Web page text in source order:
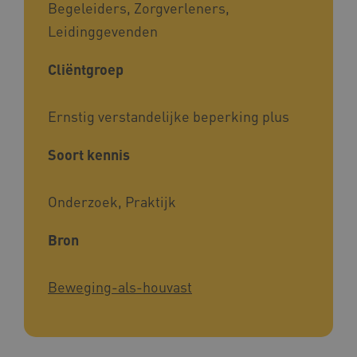
Begeleiders, Zorgverleners,
Leidinggevenden
Cliëntgroep
Ernstig verstandelijke beperking plus
Soort kennis
Onderzoek, Praktijk
Bron
Beweging-als-houvast